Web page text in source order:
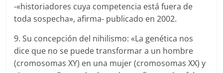
-«historiadores cuya competencia está fuera de
toda sospecha», afirma- publicado en 2002.
9. Su concepción del nihilismo: «La genética nos
dice que no se puede transformar a un hombre
(cromosomas XY) en una mujer (cromosomas XX) y